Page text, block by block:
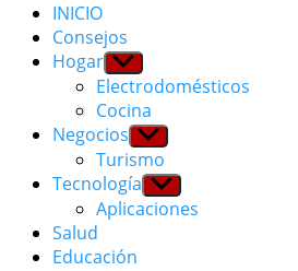
INICIO
Consejos
Hogar Show
sub
menu
Electrodomésticos
Cocina
Negocios Show
sub
menu
Turismo
Tecnología Show
sub
menu
Aplicaciones
Salud
Educación